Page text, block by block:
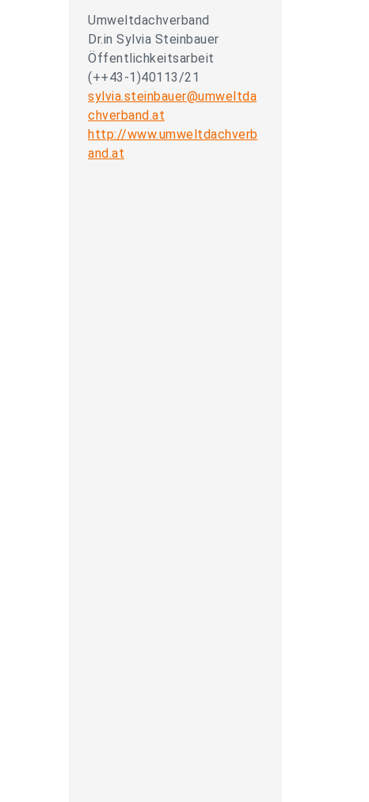
Umweltdachverband
Dr.in Sylvia Steinbauer
Öffentlichkeitsarbeit
(++43-1)40113/21
sylvia.steinbauer@umweltda
chverband.at
http://www.umweltdachverb
and.at